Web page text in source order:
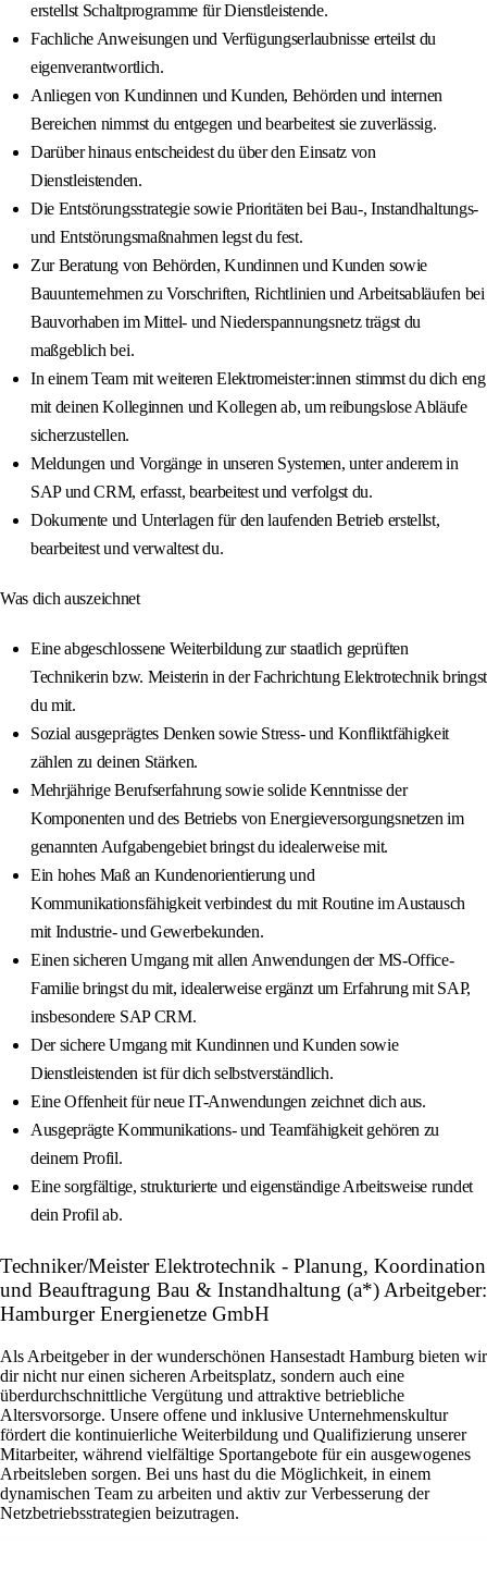
erstellst Schaltprogramme für Dienstleistende.
Fachliche Anweisungen und Verfügungserlaubnisse erteilst du
eigenverantwortlich.
Anliegen von Kundinnen und Kunden, Behörden und internen
Bereichen nimmst du entgegen und bearbeitest sie zuverlässig.
Darüber hinaus entscheidest du über den Einsatz von
Dienstleistenden.
Die Entstörungsstrategie sowie Prioritäten bei Bau-, Instandhaltungs-
und Entstörungsmaßnahmen legst du fest.
Zur Beratung von Behörden, Kundinnen und Kunden sowie
Bauunternehmen zu Vorschriften, Richtlinien und Arbeitsabläufen bei
Bauvorhaben im Mittel- und Niederspannungsnetz trägst du
maßgeblich bei.
In einem Team mit weiteren Elektromeister:innen stimmst du dich eng
mit deinen Kolleginnen und Kollegen ab, um reibungslose Abläufe
sicherzustellen.
Meldungen und Vorgänge in unseren Systemen, unter anderem in
SAP und CRM, erfasst, bearbeitest und verfolgst du.
Dokumente und Unterlagen für den laufenden Betrieb erstellst,
bearbeitest und verwaltest du.
Was dich auszeichnet
Eine abgeschlossene Weiterbildung zur staatlich geprüften
Technikerin bzw. Meisterin in der Fachrichtung Elektrotechnik bringst
du mit.
Sozial ausgeprägtes Denken sowie Stress- und Konfliktfähigkeit
zählen zu deinen Stärken.
Mehrjährige Berufserfahrung sowie solide Kenntnisse der
Komponenten und des Betriebs von Energieversorgungsnetzen im
genannten Aufgabengebiet bringst du idealerweise mit.
Ein hohes Maß an Kundenorientierung und
Kommunikationsfähigkeit verbindest du mit Routine im Austausch
mit Industrie- und Gewerbekunden.
Einen sicheren Umgang mit allen Anwendungen der MS-Office-
Familie bringst du mit, idealerweise ergänzt um Erfahrung mit SAP,
insbesondere SAP CRM.
Der sichere Umgang mit Kundinnen und Kunden sowie
Dienstleistenden ist für dich selbstverständlich.
Eine Offenheit für neue IT-Anwendungen zeichnet dich aus.
Ausgeprägte Kommunikations- und Teamfähigkeit gehören zu
deinem Profil.
Eine sorgfältige, strukturierte und eigenständige Arbeitsweise rundet
dein Profil ab.
Techniker/Meister Elektrotechnik - Planung, Koordination
und Beauftragung Bau & Instandhaltung (a*) Arbeitgeber:
Hamburger Energienetze GmbH
Als Arbeitgeber in der wunderschönen Hansestadt Hamburg bieten wir
dir nicht nur einen sicheren Arbeitsplatz, sondern auch eine
überdurchschnittliche Vergütung und attraktive betriebliche
Altersvorsorge. Unsere offene und inklusive Unternehmenskultur
fördert die kontinuierliche Weiterbildung und Qualifizierung unserer
Mitarbeiter, während vielfältige Sportangebote für ein ausgewogenes
Arbeitsleben sorgen. Bei uns hast du die Möglichkeit, in einem
dynamischen Team zu arbeiten und aktiv zur Verbesserung der
Netzbetriebsstrategien beizutragen.